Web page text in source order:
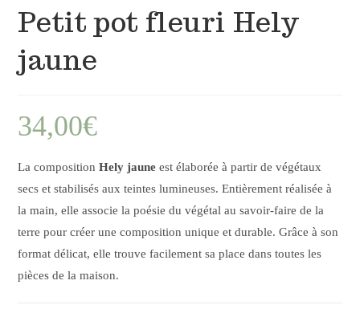
Petit pot fleuri Hely
jaune
34,00€
La compositionHely jauneest élaborée à partir de végétaux
secs et stabilisés aux teintes lumineuses. Entièrement réalisée à
la main, elle associe la poésie du végétal au savoir-faire de la
terre pour créer une composition unique et durable. Grâce à son
format délicat, elle trouve facilement sa place dans toutes les
pièces de la maison.